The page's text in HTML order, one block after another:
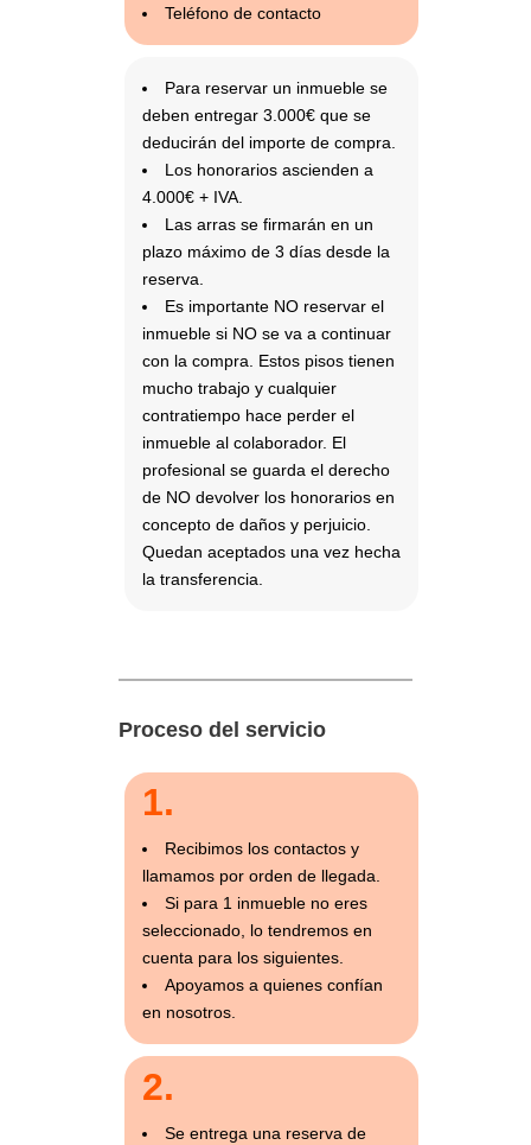
Teléfono de contacto
Para reservar un inmueble se
deben entregar 3.000€ que se
deducirán del importe de compra.
Los honorarios ascienden a
4.000€ + IVA.
Las arras se firmarán en un
plazo máximo de 3 días desde la
reserva.
Es importante NO reservar el
inmueble si NO se va a continuar
con la compra. Estos pisos tienen
mucho trabajo y cualquier
contratiempo hace perder el
inmueble al colaborador. El
profesional se guarda el derecho
de NO devolver los honorarios en
concepto de daños y perjuicio.
Quedan aceptados una vez hecha
la transferencia.
Proceso del servicio
1.
Recibimos los contactos y
llamamos por orden de llegada.
Si para 1 inmueble no eres
seleccionado, lo tendremos en
cuenta para los siguientes.
Apoyamos a quienes confían
en nosotros.
2.
Se entrega una reserva de